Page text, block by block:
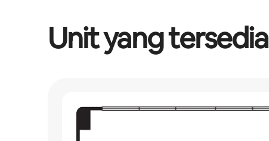
Unit yang tersedia